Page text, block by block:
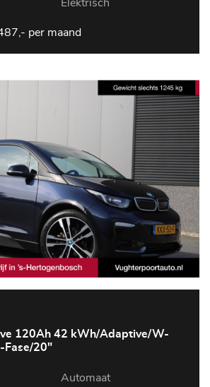
per maand
120Ah 42 kWh/Adaptive/W-
Fase/20"
Automaat